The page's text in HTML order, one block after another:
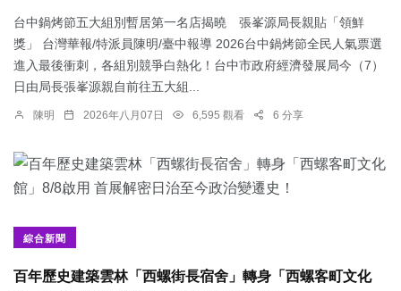
台中鍋烤節五大組別暫居第一名店揭曉 張峯源局長親貼「領鮮
獎」 台灣華報/特派員陳明/臺中報導 2026台中鍋烤節全民人氣票選
進入最後衝刺，各組別競爭白熱化！台中市政府經濟發展局今（7）
日由局長張峯源親自前往五大組...
陳明 2026年八月07日 6,595 觀看 6 分享
綜合新聞
百年歷史建築雲林「西螺街長宿舍」轉身「西螺客町文化